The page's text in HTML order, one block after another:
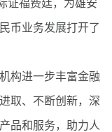
证福费廷，为雄安
币业务发展打开了
构进一步丰富金融
取、不断创新，深
品和服务，助力人